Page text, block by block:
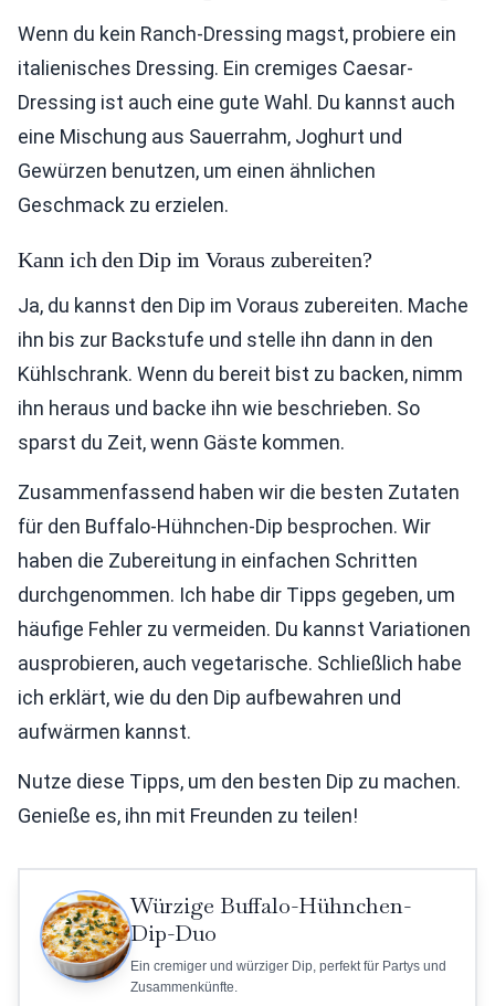
Wenn du kein Ranch-Dressing magst, probiere ein
italienisches Dressing. Ein cremiges Caesar-
Dressing ist auch eine gute Wahl. Du kannst auch
eine Mischung aus Sauerrahm, Joghurt und
Gewürzen benutzen, um einen ähnlichen
Geschmack zu erzielen.
Kann ich den Dip im Voraus zubereiten?
Ja, du kannst den Dip im Voraus zubereiten. Mache
ihn bis zur Backstufe und stelle ihn dann in den
Kühlschrank. Wenn du bereit bist zu backen, nimm
ihn heraus und backe ihn wie beschrieben. So
sparst du Zeit, wenn Gäste kommen.
Zusammenfassend haben wir die besten Zutaten
für den Buffalo-Hühnchen-Dip besprochen. Wir
haben die Zubereitung in einfachen Schritten
durchgenommen. Ich habe dir Tipps gegeben, um
häufige Fehler zu vermeiden. Du kannst Variationen
ausprobieren, auch vegetarische. Schließlich habe
ich erklärt, wie du den Dip aufbewahren und
aufwärmen kannst.
Nutze diese Tipps, um den besten Dip zu machen.
Genieße es, ihn mit Freunden zu teilen!
Würzige Buffalo-Hühnchen-
Dip-Duo
Ein cremiger und würziger Dip, perfekt für Partys und
Zusammenkünfte.